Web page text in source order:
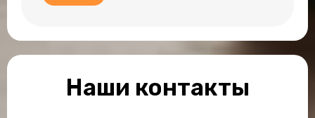
Наши контакты